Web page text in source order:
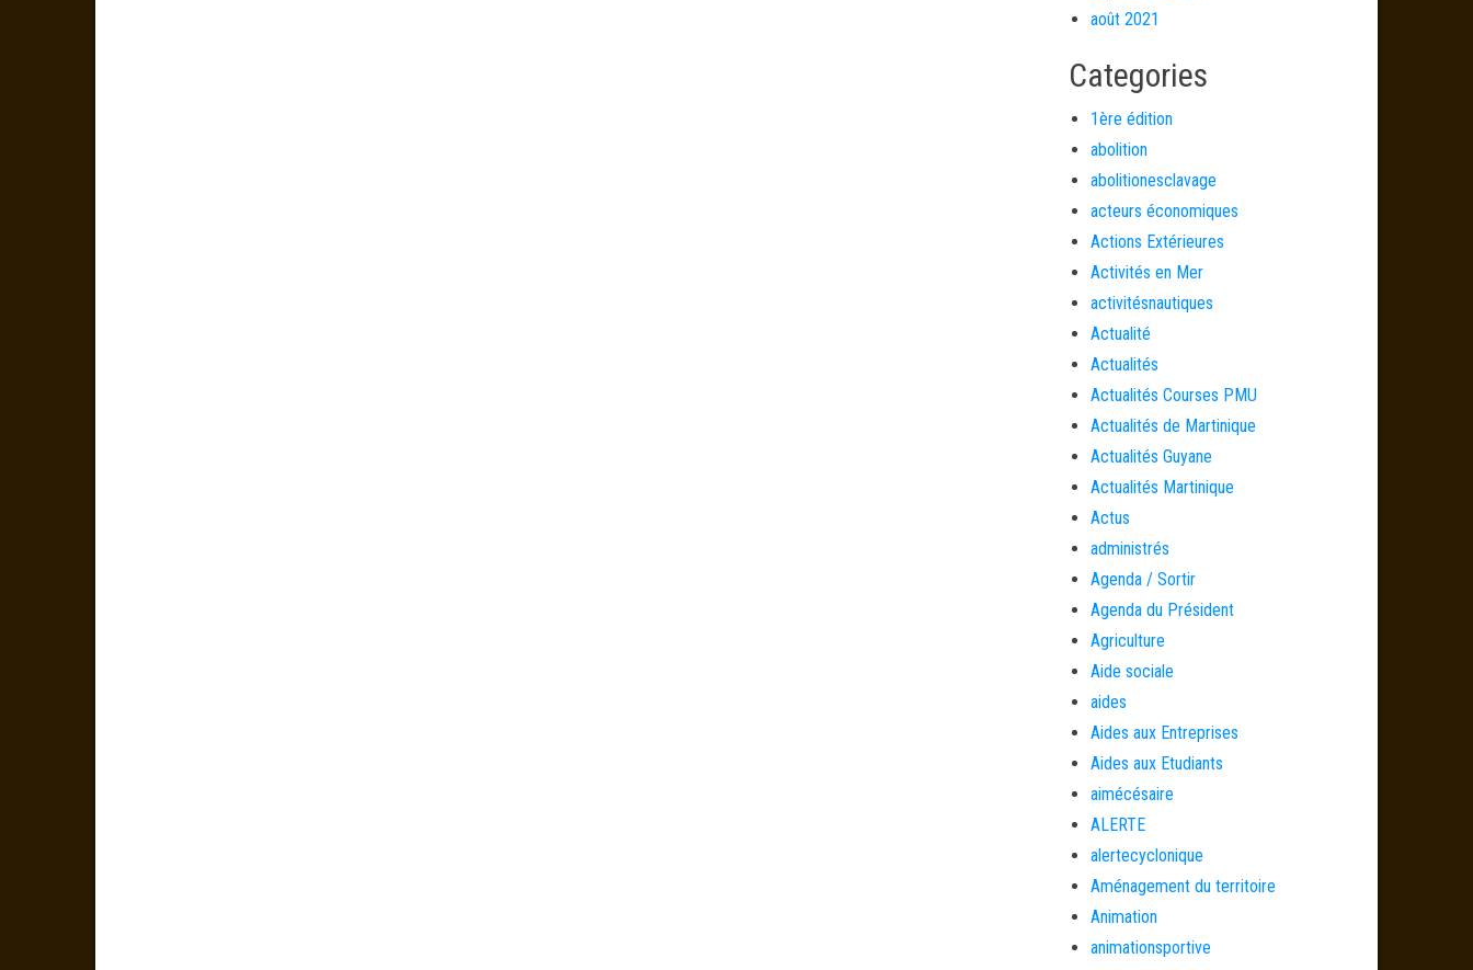
août 2021
Categories
1ère édition
abolition
abolitionesclavage
acteurs économiques
Actions Extérieures
Activités en Mer
activitésnautiques
Actualité
Actualités
Actualités Courses PMU
Actualités de Martinique
Actualités Guyane
Actualités Martinique
Actus
administrés
Agenda / Sortir
Agenda du Président
Agriculture
Aide sociale
aides
Aides aux Entreprises
Aides aux Etudiants
aimécésaire
ALERTE
alertecyclonique
Aménagement du territoire
Animation
animationsportive